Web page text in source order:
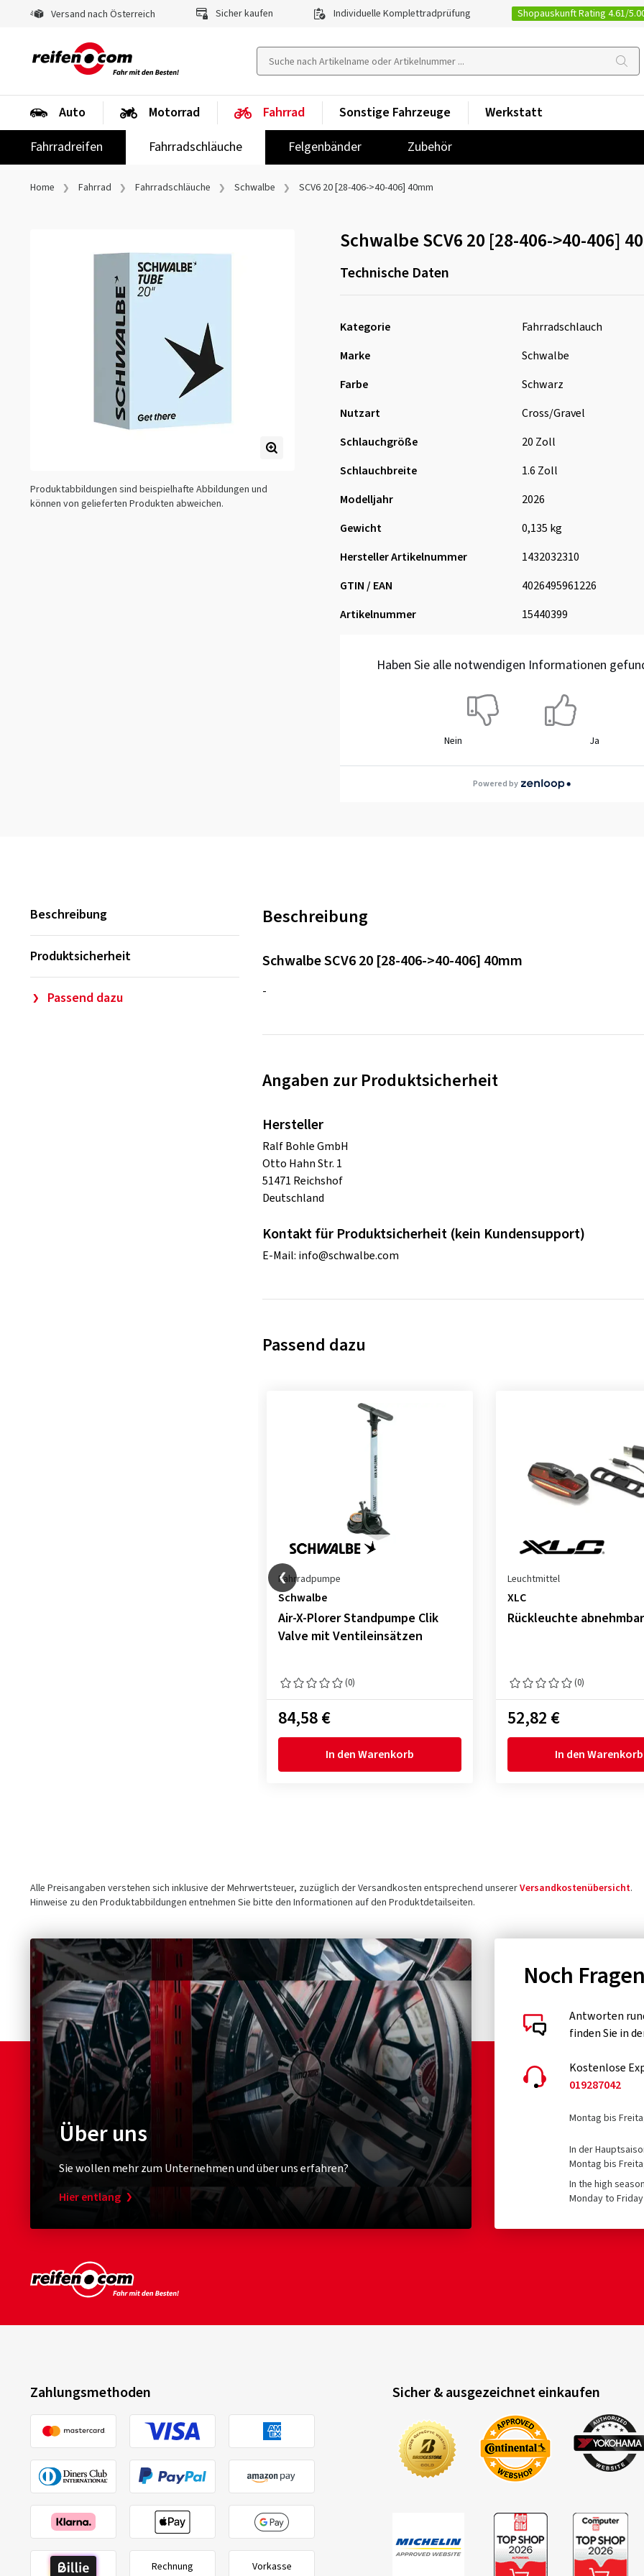
Versand nach Österreich Sicher kaufen Individuelle Komplettradprüfung Shopauskunft Rating 4.61/
Auto Motorrad
Fahrrad
Fahrradreifen
Fahrradschläuche Felgenbänder Zubehör
Sonstige Fahrzeuge Werkstatt
Home Fahrrad Fahrradschläuche Schwalbe SCV6 20 [28-406->40-406] 40mm
Produktabbildungen sind beispielhafte Abbildungen und
können von gelieferten Produkten abweichen.
Schwalbe SCV6 20 [28-406->40-406]
Technische Daten
Kategorie
Fahrradschlauch
Marke
Schwalbe
Farbe
Schwarz
Nutzart
Cross/Gravel
Schlauchgröße
20 Zoll
Schlauchbreite
1.6 Zoll
Modelljahr
2026
Gewicht
0,135 kg
Hersteller Artikelnummer
1432032310
GTIN / EAN
4026495961226
Artikelnummer
15440399
Haben Sie alle notwendigen Informationen
Nein Ja
Powered by
Beschreibung
Produktsicherheit
Passend dazu
Beschreibung
Schwalbe SCV6 20 [28-406->40-406] 40mm
-
Angaben zur Produktsicherheit
Hersteller
Ralf Bohle GmbH
Otto Hahn Str. 1
51471 Reichshof
Deutschland
Kontakt für Produktsicherheit (kein Kundensupport)
E-Mail: info@schwalbe.com
Passend dazu
Fahrradpumpe
Schwalbe
Air-X-Plorer Standpumpe Clik
Valve mit Ventileinsätzen
(0)
84,58 €
In den Warenkorb
Leuchtmittel
XLC
Rückleuchte abnehmbar
(0)
52,82 €
In den Warenkorb
Alle Preisangaben verstehen sich inklusive der Mehrwertsteuer, zuzüglich der Versandkosten entsprechend unsererVersandkostenübersicht.
Hinweise zu den Produktabbildungen entnehmen Sie bitte den Informationen auf den Produktdetailseiten.
Über uns
Sie wollen mehr zum Unternehmen und über uns erfahren?
Hier entlang
Noch
Antworten
finden Sie in
Kostenlose
019287042
Montag bis
In der
Montag bis
In the high
Monday to
Zahlungsmethoden
Rechnung Vorkasse
Sicher & ausgezeichnet einkaufen